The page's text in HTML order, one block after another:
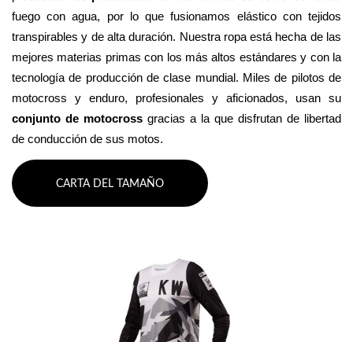
fuego con agua, por lo que fusionamos elástico con tejidos
transpirables y de alta duración. Nuestra ropa está hecha de las
mejores materias primas con los más altos estándares y con la
tecnología de producción de clase mundial. Miles de pilotos de
conjunto de motocross gracias a la que disfrutan de libertad
de conducción de sus motos.
CARTA DEL TAMAÑO